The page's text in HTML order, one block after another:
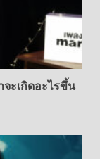
ะเกิดอะไรขึ้น